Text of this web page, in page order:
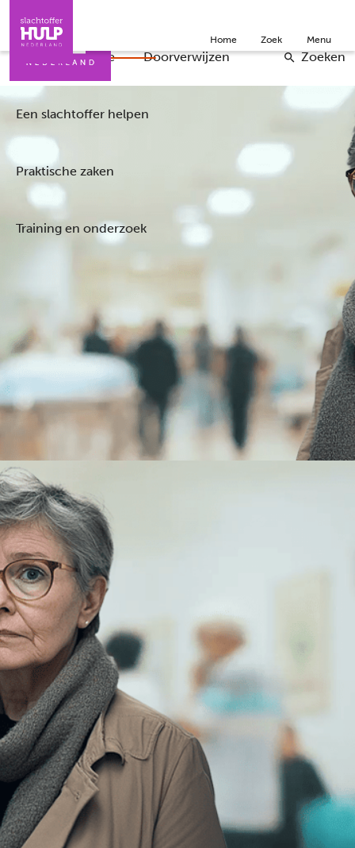
Iemand helpen Doneer English
Wat is de situatie Doorverwijzen
Een slachtoffer helpen
Praktische zaken
Training en onderzoek
Zoeken
Home Zoek Menu